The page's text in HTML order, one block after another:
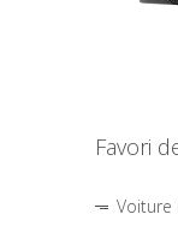
Favori
Voiture